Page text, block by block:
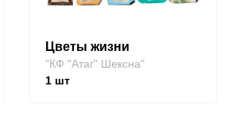
Цветы жизни
"КФ "Атаг" Шексна"
1шт